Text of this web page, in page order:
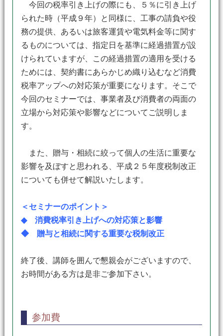
今回の税率引き上げの際にも、５％に引き上げ
られた時（平成９年）と同様に、工事の請負や役
務の提供、あるいは旅客運賃や電気料金等に関す
るものについては、指定日を基準に経過措置が設
けられていますが、この経過措置の適用を受ける
ためには、契約書にあらかじめ織り込むなど消費
税率アップへの対応策が重要になります。そこで
今回のセミナーでは、事業者及び消費者の両面の
立場から対応策や影響などについてご説明しま
す。
また、贈与・相続に絞って個人の生活に重要な
影響を及ぼすと思われる、平成２５年度税制改正
についても併せて解説いたします。
＜セミナーのポイント＞
◆ 消費税率引き上げへの対応策と影響
◆ 贈与と相続に関する重要な税制改正
終了後、講師を囲んで懇親会がございますので、
お時間がある方は是非ご参加下さい。
参加費